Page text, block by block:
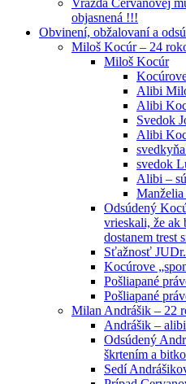
objasnená !!!
Obvinení, obžalovaní a
Miloš Kocúr – 24
Miloš Kocúr
Alibi
Alibi
Svedok
Alibi
svedok
Alibi –
Odsúdený
vrieskali, že ak
dostanem trest
Sťažnosť
Kocúrove
Pošliapané
Pošliapané
Milan Andrášik – 22
Andrášik – alibi
Odsúdený
škrtením a
Sedí